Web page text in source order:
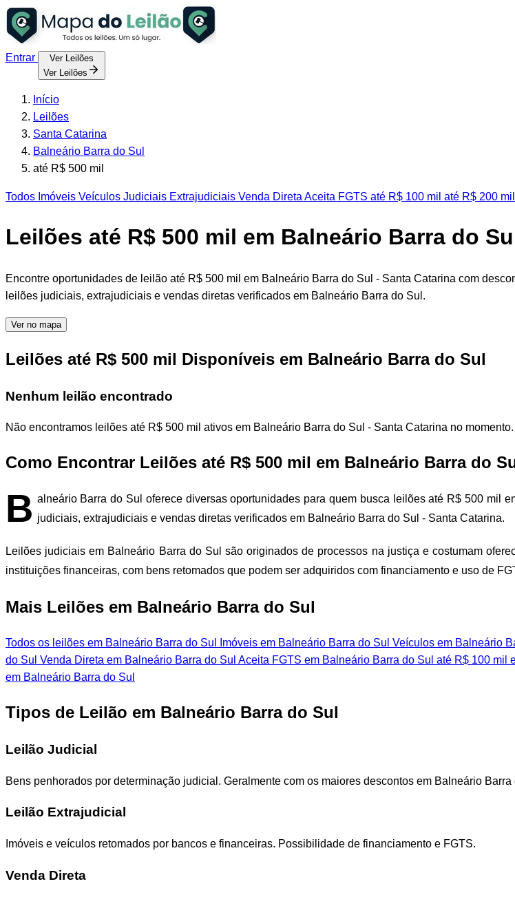
Entrar
Ver Leilões
Ver Leilões
Início
Leilões
Santa Catarina
Balneário Barra do Sul
até R$ 500 mil
Todos Imóveis Veículos Judiciais Extrajudiciais Venda Direta Aceita FGTS até R$ 100 mil até R$ 200 mil
Leilões até R$ 500 mil em Balneário Barra do
Encontre oportunidades de leilão até R$ 500 mil em Balneário Barra do Sul - Santa Catarina com
leilões judiciais, extrajudiciais e vendas diretas verificados em Balneário Barra do Sul.
Ver no mapa
Leilões até R$ 500 mil Disponíveis em Balneário Barra do Sul
Nenhum leilão encontrado
Não encontramos leilões até R$ 500 mil ativos em Balneário Barra do Sul - Santa Catarina no momento.
Como Encontrar Leilões até R$ 500 mil em Balneário Barra do
B alneário Barra do Sul oferece diversas oportunidades para quem busca leilões até R$ 500 mil
judiciais, extrajudiciais e vendas diretas verificados em Balneário Barra do Sul - Santa Catarina.
Leilões judiciais em Balneário Barra do Sul são originados de processos na justiça e costumam
instituições financeiras, com bens retomados que podem ser adquiridos com financiamento e uso de
Mais Leilões em Balneário Barra do Sul
Todos os leilões em Balneário Barra do Sul Imóveis em Balneário Barra do Sul Veículos em Balneário
do Sul Venda Direta em Balneário Barra do Sul Aceita FGTS em Balneário Barra do Sul até R$ 100 mil
em Balneário Barra do Sul
Tipos de Leilão em Balneário Barra do Sul
Leilão Judicial
Bens penhorados por determinação judicial. Geralmente com os maiores descontos em Balneário Barra
Leilão Extrajudicial
Imóveis e veículos retomados por bancos e financeiras. Possibilidade de financiamento e FGTS.
Venda Direta